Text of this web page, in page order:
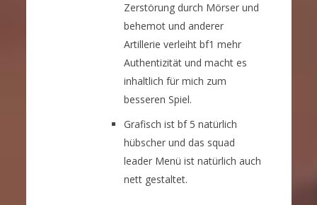
Zerstörung durch Mörser und
behemot und anderer
Artillerie verleiht bf1 mehr
Authentizität und macht es
inhaltlich für mich zum
besseren Spiel.
Grafisch ist bf 5 natürlich
hübscher und das squad
leader Menü ist natürlich auch
nett gestaltet.